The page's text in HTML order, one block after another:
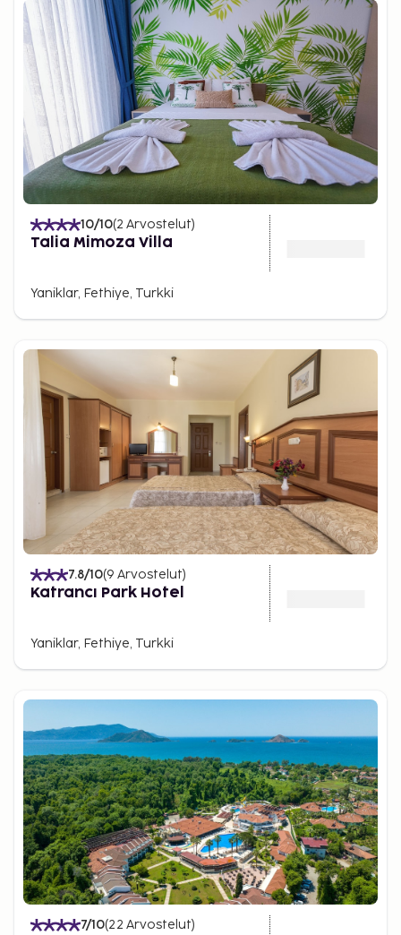
10/10(2 Arvostelut)
Talia Mimoza Villa
Yaniklar, Fethiye, Turkki
7.8/10(9 Arvostelut)
Katrancı Park Hotel
Yaniklar, Fethiye, Turkki
7/10(22 Arvostelut)